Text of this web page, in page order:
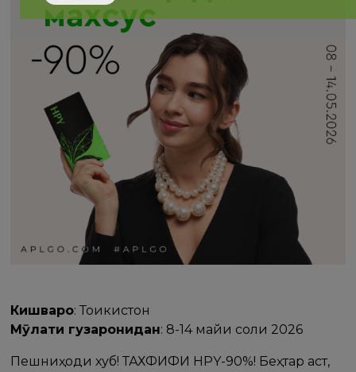
Кишварҳо: Тоҷикистон
Мӯҳлати гузаронидан: 8-14 майи соли 2026
Пешниҳоди хуб! ТАХФИФИ HPY-90%! Беҳтар аст,